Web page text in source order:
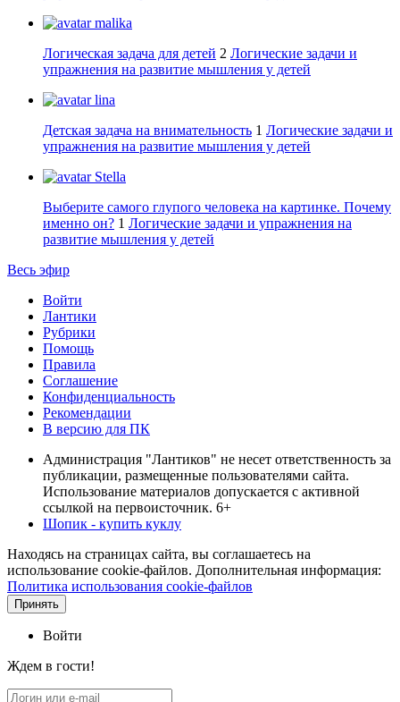
malika
Логическая задача для детей 2 Логические задачи и
упражнения на развитие мышления у детей
lina
Детская задача на внимательность 1 Логические задачи и
упражнения на развитие мышления у детей
Stella
Выберите самого глупого человека на картинке. Почему
именно он? 1 Логические задачи и упражнения на
развитие мышления у детей
Весь эфир
Войти
Лантики
Рубрики
Помощь
Правила
Соглашение
Конфиденциальность
Рекомендации
В версию для ПК
Администрация "Лантиков" не несет ответственность за
публикации, размещенные пользователями сайта.
Использование материалов допускается с активной
ссылкой на первоисточник. 6+
Шопик - купить куклу
Находясь на страницах сайта, вы соглашаетесь на
использование cookie-файлов. Дополнительная информация:
Политика использования cookie-файлов
Принять
Войти
Ждем в гости!